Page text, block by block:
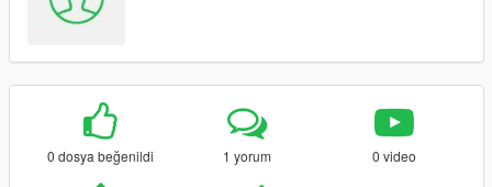
0 dosya beğenildi 1 yorum 0 video